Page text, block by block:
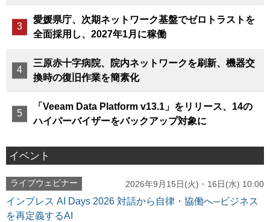
愛媛県庁、次期ネットワーク基盤でゼロトラストを
全面採用し、2027年1月に稼働
三原赤十字病院、院内ネットワークを刷新、機器交
換時の復旧作業を簡素化
「Veeam Data Platform v13.1」をリリース、14の
ハイパーバイザーをバックアップ対象に
イベント
ライブウェビナー 2026年9月15日(火)・16日(水) 10:00
インプレス AI Days 2026 対話から自律・協働へ─ビジネス
を再定義するAI